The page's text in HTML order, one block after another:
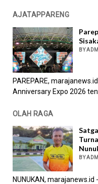
AJATAPPARENG
BY
PAREPARE,
Anniversary Expo 2026
OLAH RAGA
BY
NUNUKAN,